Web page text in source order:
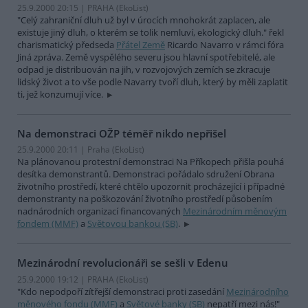
25.9.2000 20:15 | PRAHA (EkoList)
"Celý zahraniční dluh už byl v úrocích mnohokrát zaplacen, ale
existuje jiný dluh, o kterém se tolik nemluví, ekologický dluh." řekl
charismatický předseda Přátel Země Ricardo Navarro v rámci fóra
Jiná zpráva. Země vyspělého severu jsou hlavní spotřebitelé, ale
odpad je distribuován na jih, v rozvojových zemích se zkracuje
lidský život a to vše podle Navarry tvoří dluh, který by měli zaplatit
ti, jež konzumují více.
Na demonstraci OŽP téměř nikdo nepřišel
25.9.2000 20:11 | Praha (EkoList)
Na plánovanou protestní demonstraci Na Příkopech přišla pouhá
desítka demonstrantů. Demonstraci pořádalo sdružení Obrana
životního prostředí, které chtělo upozornit procházející i případné
demonstranty na poškozování životního prostředí působením
nadnárodních organizací financovaných Mezinárodním měnovým
fondem (MMF) a Světovou bankou (SB).
Mezinárodní revolucionáři se sešli v Edenu
25.9.2000 19:12 | PRAHA (EkoList)
"Kdo nepodpoří zítřejší demonstraci proti zasedání Mezinárodního
měnového fondu (MMF) a Světové banky (SB) nepatří mezi nás!"